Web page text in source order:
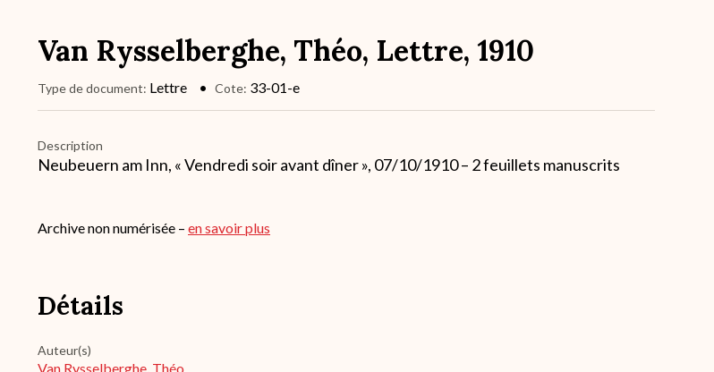
principale
Van Rysselberghe, Théo, Lettre, 1910
Type de document Lettre Cote 33-01-e
Description
Neubeuern am Inn, « Vendredi soir avant dîner », 07/10/1910 – 2 feuillets manuscrits
Archive non numérisée – en savoir plus
Détails
Auteur(s)
Van Rysselberghe, Théo